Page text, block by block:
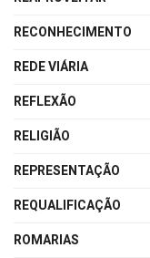
RECONHECIMENTO
REDE VIÁRIA
REFLEXÃO
RELIGIÃO
REPRESENTAÇÃO
REQUALIFICAÇÃO
ROMARIAS